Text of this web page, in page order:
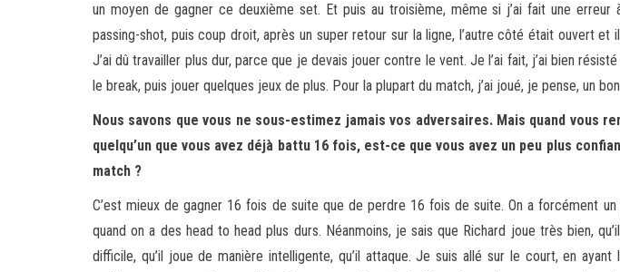
un moyen de gagner ce deuxième set. Et puis au troisième, même si j’ai fait une erreur
passing-shot, puis coup droit, après un super retour sur la ligne, l’autre côté était ouvert et
J’ai dû travailler plus dur, parce que je devais jouer contre le vent. Je l’ai fait, j’ai bien
le break, puis jouer quelques jeux de plus. Pour la plupart du match, j’ai joué, je pense, un
Nous savons que vous ne sous-estimez jamais vos adversaires. Mais quand vous
quelqu’un que vous avez déjà battu 16 fois, est-ce que vous avez un peu plus
match ?
C’est mieux de gagner 16 fois de suite que de perdre 16 fois de suite. On a forcément
quand on a des head to head plus durs. Néanmoins, je sais que Richard joue très bien,
difficile, qu’il joue de manière intelligente, qu’il attaque. Je suis allé sur le court, en